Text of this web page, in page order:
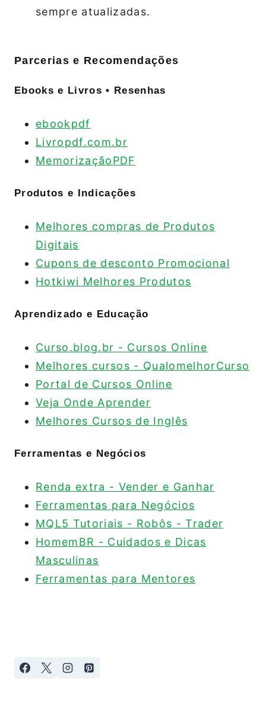
sempre atualizadas.
Parcerias e Recomendações
Ebooks e Livros • Resenhas
ebookpdf
Livropdf.com.br
MemorizaçãoPDF
Produtos e Indicações
Melhores compras de Produtos
Digitais
Cupons de desconto Promocional
Hotkiwi Melhores Produtos
Aprendizado e Educação
Curso.blog.br - Cursos Online
Melhores cursos - QualomelhorCurso
Portal de Cursos Online
Veja Onde Aprender
Melhores Cursos de Inglês
Ferramentas e Negócios
Renda extra - Vender e Ganhar
Ferramentas para Negócios
MQL5 Tutoriais - Robôs - Trader
HomemBR - Cuidados e Dicas
Masculinas
Ferramentas para Mentores